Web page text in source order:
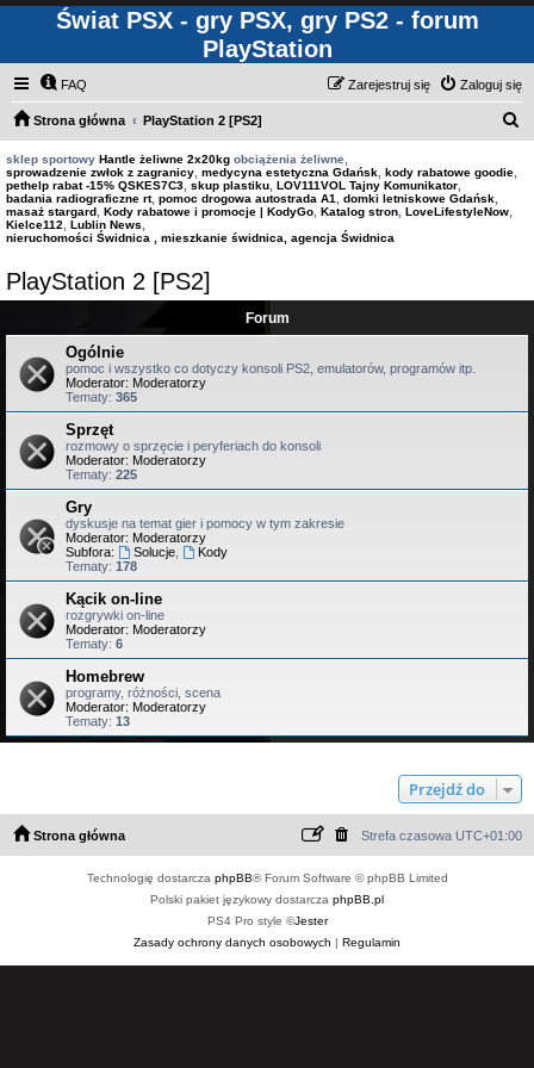
Świat PSX - gry PSX, gry PS2 - forum
PlayStation
FAQ Zaloguj się
Zarejestruj się
Strona główna PlayStation 2 [PS2]
sklep sportowy Hantle żeliwne 2x20kg obciążenia żeliwne,
sprowadzenie zwłok z zagranicy medycyna estetyczna Gdańsk kody rabatowe goodie
pethelp rabat -15% QSKES7C3 skup plastiku LOV111VOL Tajny Komunikator
badania radiograficzne rt, pomoc drogowa autostrada A1 domki letniskowe Gdańsk
masaż stargard Kody rabatowe i promocje | KodyGo Katalog stron LoveLifestyleNow
Kielce112
Lublin News
nieruchomości Świdnica , mieszkanie świdnica, agencja Świdnica
PlayStation 2 [PS2]
Forum
Ogólnie
pomoc i wszystko co dotyczy konsoli PS2, emulatorów, programów itp.
Moderator: Moderatorzy
Tematy: 365
Sprzęt
rozmowy o sprzęcie i peryferiach do konsoli
Moderator: Moderatorzy
Tematy: 225
Gry
dyskusje na temat gier i pomocy w tym zakresie
Moderator: Moderatorzy
Subfora:
Solucje,
Kody
Tematy: 178
Kącik on-line
rozgrywki on-line
Moderator: Moderatorzy
Tematy: 6
Homebrew
programy, różności, scena
Moderator: Moderatorzy
Tematy: 13
Przejdź do
Strona główna Strefa czasowa UTC+01:00
Technologię dostarcza phpBB® Forum Software © phpBB Limited
Polski pakiet językowy dostarcza phpBB.pl
PS4 Pro style ©Jester
Zasady ochrony danych osobowych | Regulamin